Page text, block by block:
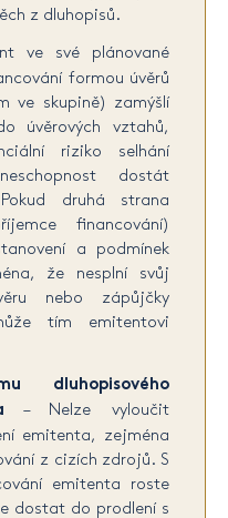
z dluhopisů.
ve své plánované
formou úvěrů
ve skupině) zamýšlí
úvěrových vztahů,
riziko selhání
dostát
druhá strana
financování)
a podmínek
že nesplní svůj
nebo zápůjčky
tím emitentovi
dluhopisového
– Nelze vyloučit
emitenta, zejména
z cizích zdrojů. S
emitenta roste
dostat do prodlení s